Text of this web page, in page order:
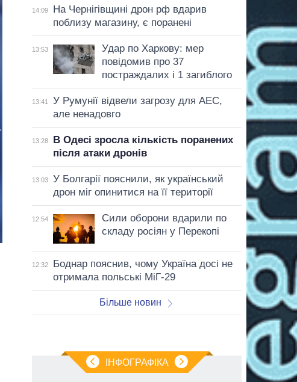
14:09
На Чернігівщині дрон рф вдарив
поблизу магазину, є поранені
13:53
Удар по Харкову: мер
повідомив про 37
постраждалих і 1 загиблого
13:41
У Румунії відвели загрозу для АЕС,
але ненадовго
13:28
В Одесі зросла кількість поранених
після атаки дронів
13:03
У Болгарії пояснили, як український
дрон міг опинитися на її території
12:54
Сили оборони вдарили по
складу росіян у Перекопі
12:32
Боднар пояснив, чому Україна досі не
отримала польські МіГ-29
Більше новин
ІНФОГРАФІКА